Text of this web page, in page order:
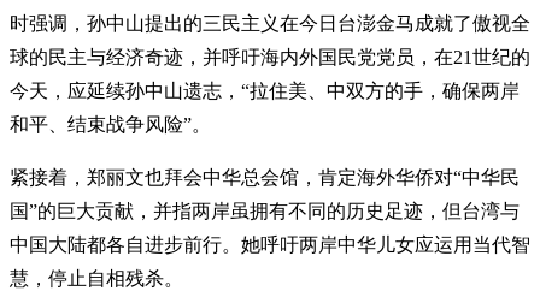
时强调，孙中山提出的三民主义在今日台澎金马成就了傲视全
球的民主与经济奇迹，并呼吁海内外国民党党员，在21世纪的
今天，应延续孙中山遗志，“拉住美、中双方的手，确保两岸
和平、结束战争风险”。
紧接着，郑丽文也拜会中华总会馆，肯定海外华侨对“中华民
国”的巨大贡献，并指两岸虽拥有不同的历史足迹，但台湾与
中国大陆都各自进步前行。她呼吁两岸中华儿女应运用当代智
慧，停止自相残杀。